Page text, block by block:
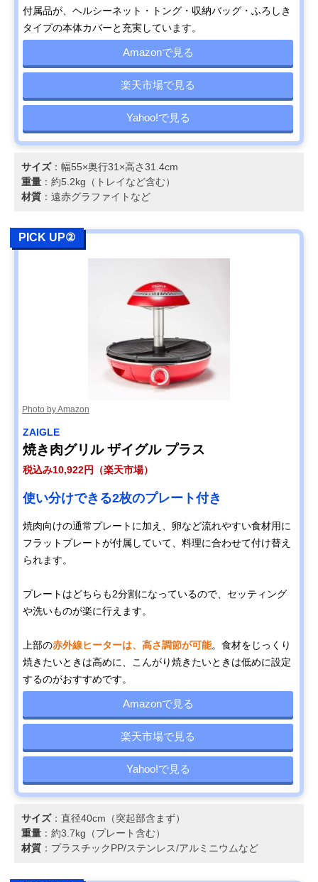
付属品が、ヘルシーネット・トング・収納バッグ・ふろしき
タイプの本体カバーと充実しています。
Amazonで見る
楽天市場で見る
Yahoo!で見る
サイズ：幅55×奥行31×高さ31.4cm
重量 ：約5.2kg（トレイなど含む）
材質 ：遠赤グラファイトなど
PICK UP②
Photo by Amazon
ZAIGLE
焼き肉グリル ザイグル プラス
税込み10,922円（楽天市場）
使い分けできる2枚のプレート付き
焼肉向けの通常プレートに加え、卵など流れやすい食材用に
フラットプレートが付属していて、料理に合わせて付け替え
られます。
プレートはどちらも2分割になっているので、セッティング
や洗いものが楽に行えます。
上部の赤外線ヒーターは、高さ調節が可能。食材をじっくり
焼きたいときは高めに、こんがり焼きたいときは低めに設定
するのがおすすめです。
Amazonで見る
楽天市場で見る
Yahoo!で見る
サイズ：直径40cm（突起部含まず）
重量 ：約3.7kg（プレート含む）
材質 ：プラスチックPP/ステンレス/アルミニウムなど